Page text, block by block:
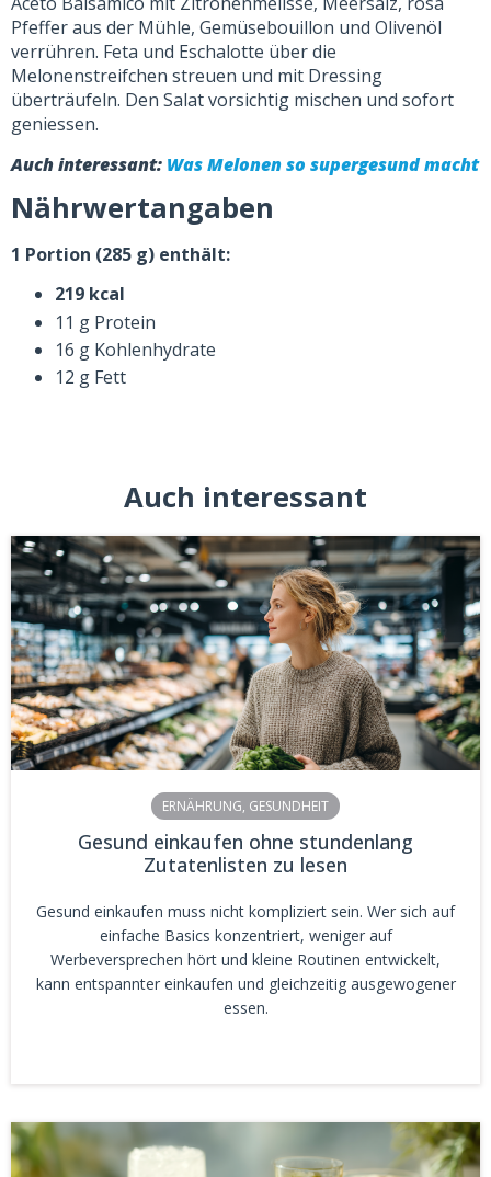
Pfeffer aus der Mühle, Gemüsebouillon und Olivenöl
verrühren. Feta und Eschalotte über die
Melonenstreifchen streuen und mit Dressing
überträufeln. Den Salat vorsichtig mischen und sofort
geniessen.
Auch interessant: Was Melonen so supergesund macht
Nährwertangaben
1 Portion (285 g) enthält:
219 kcal
11 g Protein
16 g Kohlenhydrate
12 g Fett
Auch interessant
ERNÄHRUNG, GESUNDHEIT
Gesund einkaufen ohne stundenlang
Zutatenlisten zu lesen
Gesund einkaufen muss nicht kompliziert sein. Wer sich auf
einfache Basics konzentriert, weniger auf
Werbeversprechen hört und kleine Routinen entwickelt,
kann entspannter einkaufen und gleichzeitig ausgewogener
essen.